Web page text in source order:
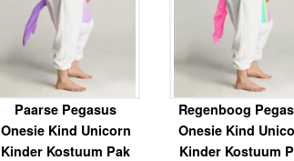
Paarse Pegasus
Onesie Kind Unicorn
Kinder Kostuum Pak
Regenboog
Onesie Kind
Kinder Kostuum